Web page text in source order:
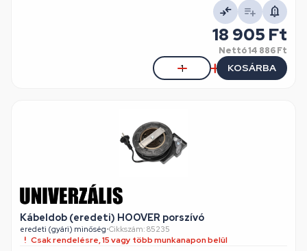
18 905 Ft
Nettó14 886 Ft
KOSÁRBA
Kábeldob (eredeti) HOOVER porszívó
eredeti (gyári) minőség•Cikkszám: 85235
Csak rendelésre, 15 vagy több munkanapon belül